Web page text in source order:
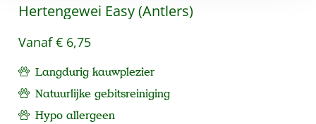
Hertengewei Easy (Antlers)
Vanaf€ 6,75
Langdurig kauwplezier
Natuurlijke gebitsreiniging
Hypo allergeen